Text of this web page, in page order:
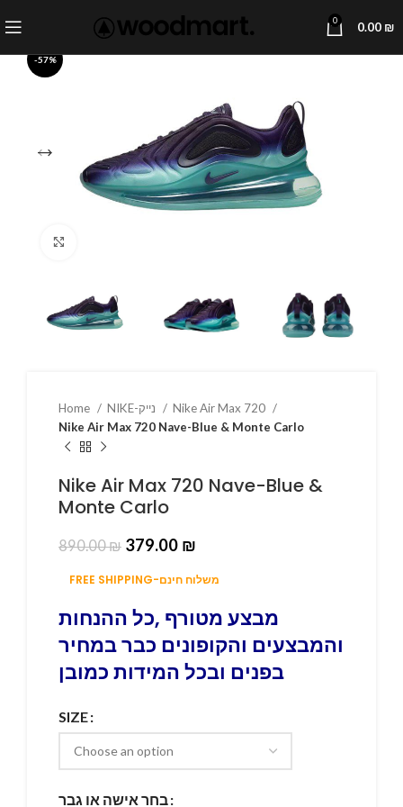
0 0.00 ₪
-57%
Home
Nike Air Max 720
Nike Air Max 720 Nave-Blue & Monte Carlo
Nike Air Max 720 Nave-Blue &
Monte Carlo
890.00₪ 379.00 ₪
FREE SHIPPING-משלוח חינם
מבצע מטורף ,כל ההנחות
והמבצעים והקופונים כבר במחיר
בפנים ובכל המידות כמובן
SIZE
בחר אישה או גבר